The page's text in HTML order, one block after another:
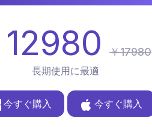
12980 ￥17980
長期使用に最適
今すぐ購入 今すぐ購入